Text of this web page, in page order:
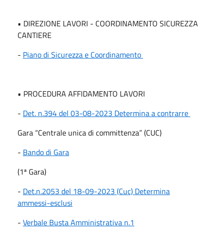
• DIREZIONE LAVORI - COORDINAMENTO SICUREZZA
CANTIERE
- Piano di Sicurezza e Coordinamento
• PROCEDURA AFFIDAMENTO LAVORI
- Det. n.394 del 03-08-2023 Determina a contrarre
Gara “Centrale unica di committenza” (CUC)
- Bando di Gara
(1ª Gara)
- Det.n.2053 del 18-09-2023 (Cuc) Determina
ammessi-esclusi
- Verbale Busta Amministrativa n.1